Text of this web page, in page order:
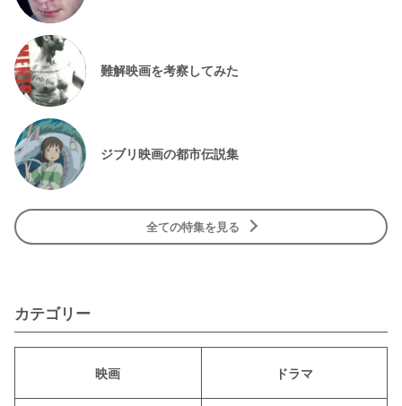
難解映画を考察してみた
ジブリ映画の都市伝説集
全ての特集を見る
カテゴリー
映画 ドラマ